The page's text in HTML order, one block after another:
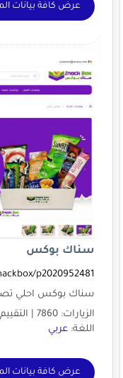
عرض كافة بيانات
سناك بوكس
p2020952481
سناك بوكس احلي
الزيارات: 7860 | التقييم: 0 | المقيّمين: 0 | الدولة:
اللغة: عربي
عرض كافة بيانات